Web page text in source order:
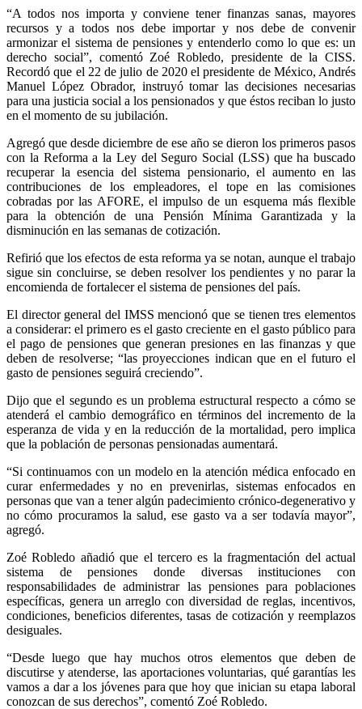
“A todos nos importa y conviene tener finanzas sanas, mayores
recursos y a todos nos debe importar y nos debe de convenir
armonizar el sistema de pensiones y entenderlo como lo que es: un
derecho social”, comentó Zoé Robledo, presidente de la CISS.
Recordó que el 22 de julio de 2020 el presidente de México, Andrés
Manuel López Obrador, instruyó tomar las decisiones necesarias
para una justicia social a los pensionados y que éstos reciban lo justo
en el momento de su jubilación.
Agregó que desde diciembre de ese año se dieron los primeros pasos
con la Reforma a la Ley del Seguro Social (LSS) que ha buscado
recuperar la esencia del sistema pensionario, el aumento en las
contribuciones de los empleadores, el tope en las comisiones
cobradas por las AFORE, el impulso de un esquema más flexible
para la obtención de una Pensión Mínima Garantizada y la
disminución en las semanas de cotización.
Refirió que los efectos de esta reforma ya se notan, aunque el trabajo
sigue sin concluirse, se deben resolver los pendientes y no parar la
encomienda de fortalecer el sistema de pensiones del país.
El director general del IMSS mencionó que se tienen tres elementos
a considerar: el primero es el gasto creciente en el gasto público para
el pago de pensiones que generan presiones en las finanzas y que
deben de resolverse; “las proyecciones indican que en el futuro el
gasto de pensiones seguirá creciendo”.
Dijo que el segundo es un problema estructural respecto a cómo se
atenderá el cambio demográfico en términos del incremento de la
esperanza de vida y en la reducción de la mortalidad, pero implica
que la población de personas pensionadas aumentará.
“Si continuamos con un modelo en la atención médica enfocado en
curar enfermedades y no en prevenirlas, sistemas enfocados en
personas que van a tener algún padecimiento crónico-degenerativo y
no cómo procuramos la salud, ese gasto va a ser todavía mayor”,
agregó.
Zoé Robledo añadió que el tercero es la fragmentación del actual
sistema de pensiones donde diversas instituciones con
responsabilidades de administrar las pensiones para poblaciones
específicas, genera un arreglo con diversidad de reglas, incentivos,
condiciones, beneficios diferentes, tasas de cotización y reemplazos
desiguales.
“Desde luego que hay muchos otros elementos que deben de
discutirse y atenderse, las aportaciones voluntarias, qué garantías les
vamos a dar a los jóvenes para que hoy que inician su etapa laboral
conozcan de sus derechos”, comentó Zoé Robledo.